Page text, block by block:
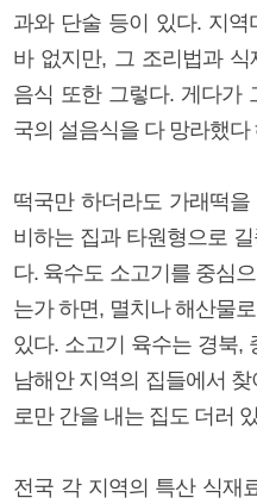
과와 단술 등이 있다. 지
바 없지만, 그 조리법과
음식 또한 그렇다. 게다가
국의 설음식을 다 망라했
떡국만 하더라도 가래떡
비하는 집과 타원형으로
다. 육수도 소고기를 중심
는가 하면, 멸치나 해산물
있다. 소고기 육수는 경북,
남해안 지역의 집들에서
로만 간을 내는 집도 더러
전국 각 지역의 특산 식재